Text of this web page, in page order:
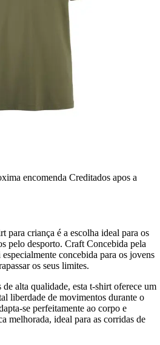
encomenda Creditados apos a
criança é a escolha ideal para os
pelo desporto. Craft Concebida pela
concebida para os jovens
os seus limites.
alta qualidade, esta t-shirt oferece um
liberdade de movimentos durante o
se perfeitamente ao corpo e
melhorada, ideal para as corridas de